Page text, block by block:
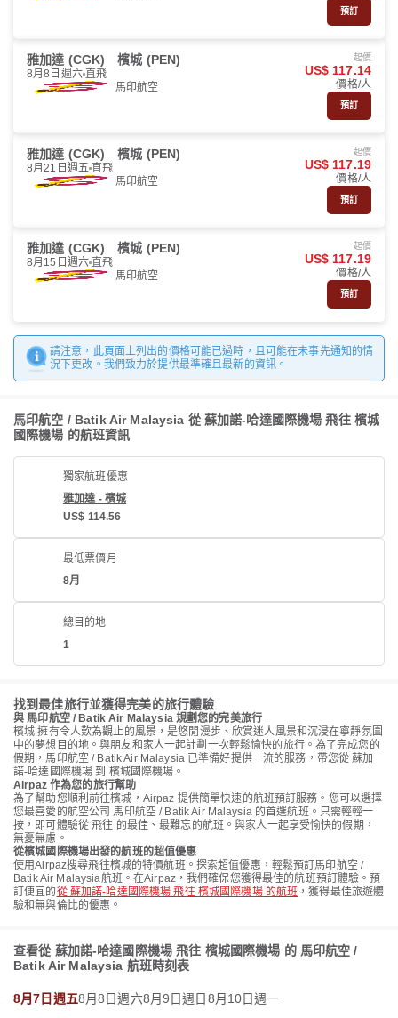
預訂
雅加達 (CGK) 檳城 (PEN)
8月8日週六 直飛
馬印航空
起價
US$ 117.14
價格/人
預訂
雅加達 (CGK) 檳城 (PEN)
8月21日週五 直飛
馬印航空
起價
US$ 117.19
價格/人
預訂
雅加達 (CGK) 檳城 (PEN)
8月15日週六 直飛
馬印航空
起價
US$ 117.19
價格/人
預訂
請注意，此頁面上列出的價格可能已過時，且可能在未事先通知的情
況下更改。我們致力於提供最準確且最新的資訊。
馬印航空 / Batik Air Malaysia 從 蘇加諾-哈達國際機場 飛往 檳城
國際機場 的航班資訊
獨家航班優惠
雅加達 - 檳城
US$ 114.56
最低票價月
8月
總目的地
1
找到最佳旅行並獲得完美的旅行體驗
與 馬印航空 / Batik Air Malaysia 規劃您的完美旅行
檳城 擁有令人歎為觀止的風景，是悠閒漫步、欣賞迷人風景和沉浸在寧靜氛圍
中的夢想目的地。與朋友和家人一起計劃一次輕鬆愉快的旅行。為了完成您的
假期，馬印航空 / Batik Air Malaysia 已準備好提供一流的服務，帶您從 蘇加
諾-哈達國際機場 到 檳城國際機場。
Airpaz 作為您的旅行幫助
為了幫助您順利前往檳城，Airpaz 提供簡單快速的航班預訂服務。您可以選擇
您最喜愛的航空公司 馬印航空 / Batik Air Malaysia 的首選航班。只需輕輕一
按，即可體驗從 飛往 的最佳、最難忘的航班。與家人一起享受愉快的假期，
無憂無慮。
從檳城國際機場出發的航班的超值優惠
使用Airpaz搜尋飛往檳城的特價航班。探索超值優惠，輕鬆預訂馬印航空 /
Batik Air Malaysia航班。在Airpaz，我們確保您獲得最佳的航班預訂體驗。預
訂便宜的從 蘇加諾-哈達國際機場 飛往 檳城國際機場 的航班 ，獲得最佳旅遊體
驗和無與倫比的優惠。
查看從 蘇加諾-哈達國際機場 飛往 檳城國際機場 的 馬印航空 /
Batik Air Malaysia 航班時刻表
8月7日週五8月8日週六8月9日週日 8月10日週一